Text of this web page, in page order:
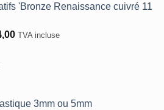
€6,50
€24,00
'Bronze Renaissance cuivré 11
Plage
€24,00
TVA incluse
3mm ou 5mm